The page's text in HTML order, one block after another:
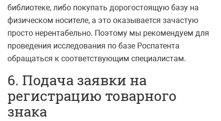
библиотеке, либо покупать дорогостоящую базу на
физическом носителе, а это оказывается зачастую
просто нерентабельно. Поэтому мы рекомендуем для
проведения исследования по базе Роспатента
обращаться к соответствующим специалистам.
6. Подача заявки на
регистрацию товарного
знака